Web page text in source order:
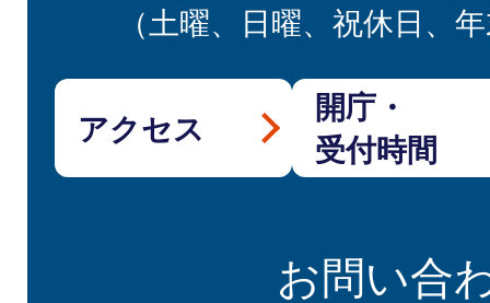
（土曜、日曜、祝休日、
アクセス
開庁・
受付時間
お問い合